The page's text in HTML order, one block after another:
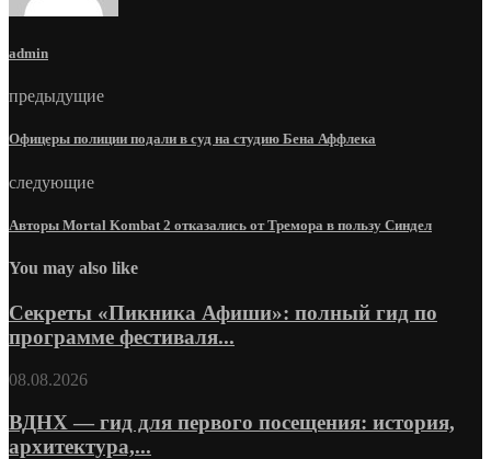
admin
предыдущие
Офицеры полиции подали в суд на студию Бена Аффлека
следующие
Авторы Mortal Kombat 2 отказались от Тремора в пользу Синдел
You may also like
Секреты «Пикника Афиши»: полный гид по
программе фестиваля...
08.08.2026
ВДНХ — гид для первого посещения: история,
архитектура,...